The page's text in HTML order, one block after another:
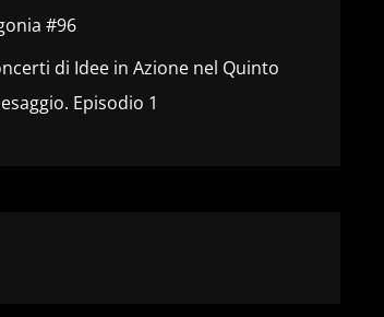
#96
di Idee in Azione nel Quinto
Episodio 1